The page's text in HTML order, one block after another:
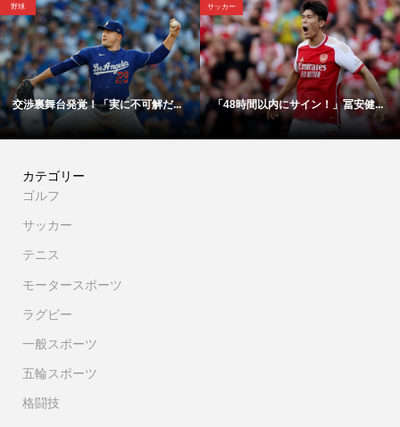
野球
交渉裏舞台発覚！「実に不可解だ...
サッカー
「48時間以内にサイン！」冨安健...
カテゴリー
ゴルフ
サッカー
テニス
モータースポーツ
ラグビー
一般スポーツ
五輪スポーツ
格闘技